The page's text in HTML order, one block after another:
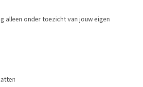
alleen onder toezicht van jouw eigen